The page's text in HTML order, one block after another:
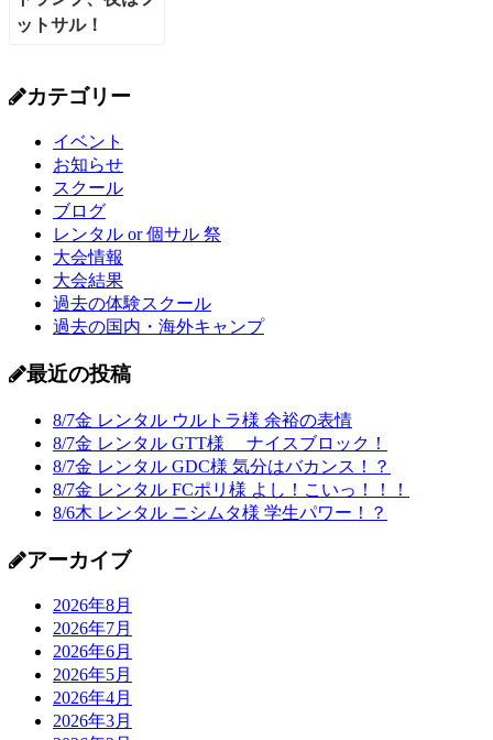
カテゴリー
イベント
お知らせ
スクール
ブログ
レンタル or 個サル 祭
大会情報
大会結果
過去の体験スクール
過去の国内・海外キャンプ
最近の投稿
8/7金 レンタル ウルトラ様 余裕の表情
8/7金 レンタル GTT様 ナイスブロック！
8/7金 レンタル GDC様 気分はバカンス！？
8/7金 レンタル FCポリ様 よし！こいっ！！！
8/6木 レンタル ニシムタ様 学生パワー！？
アーカイブ
2026年8月
2026年7月
2026年6月
2026年5月
2026年4月
2026年3月